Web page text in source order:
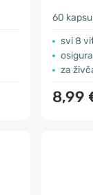
60
svi 8
za
8,99